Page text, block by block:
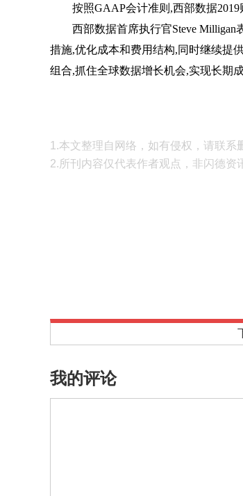
按照GAAP会计准则,西部数据2019
西部数据首席执行官Steve
措施,优化成本和费用结构,同时继续提
组合,抓住全球数据增长机会,实现长期
1.本文整理自网络，如有侵权，请联系
2.所刊内容仅代表作者观点，非闪德资
我的评论